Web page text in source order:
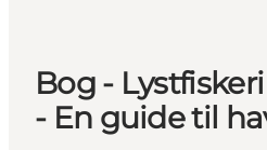
Bog -
- En guide til